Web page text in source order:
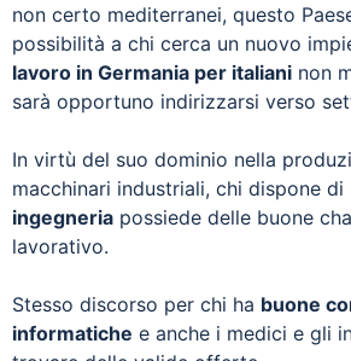
non certo mediterranei, questo
possibilità a chi cerca un nuovo
lavoro in Germania per italiani non
sarà opportuno indirizzarsi verso
In virtù del suo dominio nella
macchinari industriali, chi dispone di
ingegneria possiede delle buone
lavorativo.
Stesso discorso per chi ha buone
informatiche e anche i medici e gli